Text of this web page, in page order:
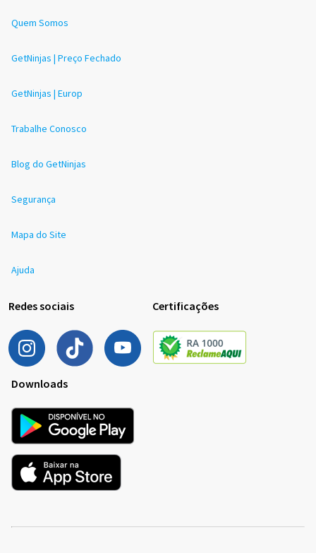
Quem Somos
GetNinjas | Preço Fechado
GetNinjas | Europ
Trabalhe Conosco
Blog do GetNinjas
Segurança
Mapa do Site
Ajuda
Redes sociais Certificações
Downloads